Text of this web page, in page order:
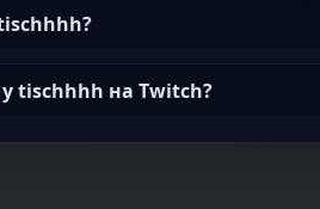
tischhhh на Twitch?